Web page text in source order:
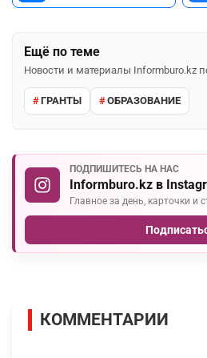
Ещё по теме
Новости и материалы Informburo.kz
ГРАНТЫ ОБРАЗОВАНИЕ
ПОДПИШИТЕСЬ НА НАС
Informburo.kz в
Главное за день, карточки и
КОММЕНТАРИИ